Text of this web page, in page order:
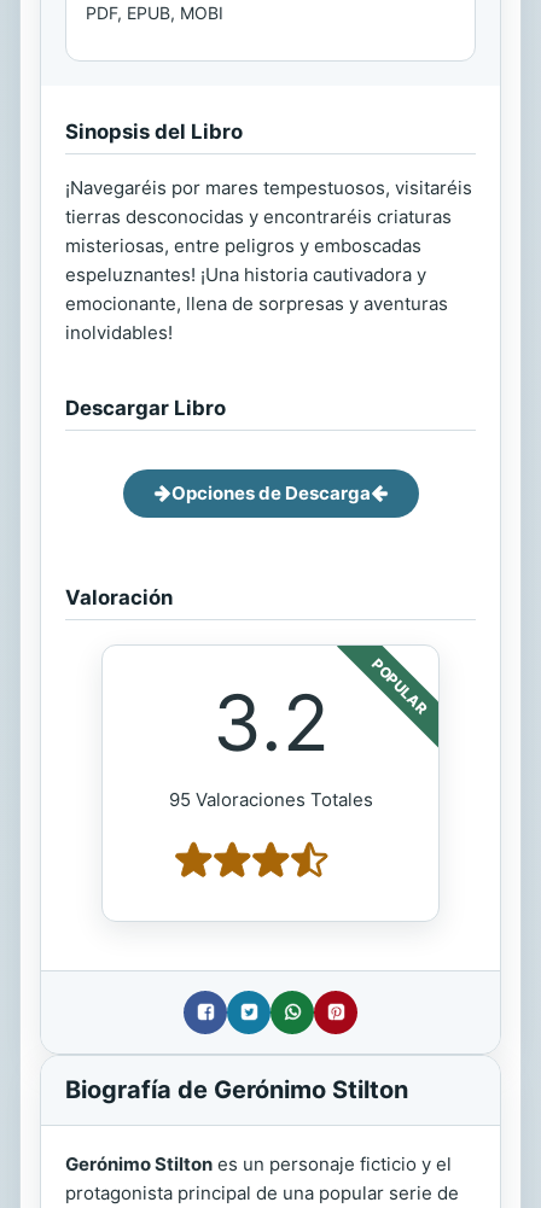
PDF, EPUB, MOBI
Sinopsis del Libro
¡Navegaréis por mares tempestuosos, visitaréis
tierras desconocidas y encontraréis criaturas
misteriosas, entre peligros y emboscadas
espeluznantes! ¡Una historia cautivadora y
emocionante, llena de sorpresas y aventuras
inolvidables!
Descargar Libro
Opciones de Descarga
Valoración
POPULAR
3.2
95 Valoraciones Totales
Biografía de Gerónimo Stilton
Gerónimo Stilton es un personaje ficticio y el
protagonista principal de una popular serie de